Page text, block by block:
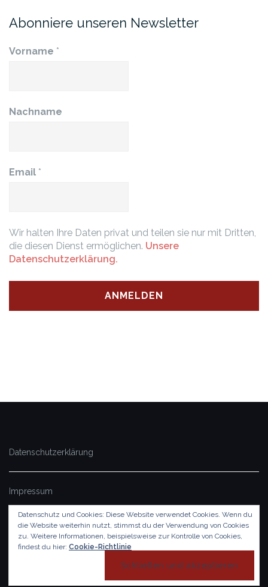
Abonniere unseren Newsletter
Vorname *
Nachname
Email *
Wir halten Ihre Daten privat und teilen sie nur mit Dritten,
die diesen Dienst ermöglichen. Unsere
Datenschutzerklärung.
Datenschutzerklärung
Impressum
© 2019 by Fresche Keller
Theme von ColorlibPowered by
Datenschutz und Cookies: Diese Website verwendet Cookies. Wenn du
die Website weiterhin nutzt, stimmst du der Verwendung von Cookies
zu. Weitere Informationen, beispielsweise zur Kontrolle von Cookies,
findest du hier: Cookie-Richtlinie